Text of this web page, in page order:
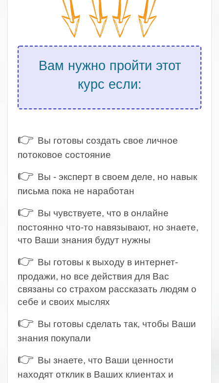
Вам нужно пройти этот
курс если:
👉 Вы готовы создать свое личное
потоковое состояние
👉 Вы - эксперт в своем деле, но навык
письма пока не наработан
👉 Вы чувствуете, что в онлайне
постоянно что-то навязывают, но знаете,
что Ваши знания будут нужны
👉 Вы готовы к выходу в интернет-
продажи, но все действия для Вас
связаны со страхом рассказать людям о
себе и своих мыслях
👉 Вы готовы сделать так, чтобы Ваши
знания покупали
👉 Вы знаете, что Ваши ценности
находят отклик в Ваших клиентах и